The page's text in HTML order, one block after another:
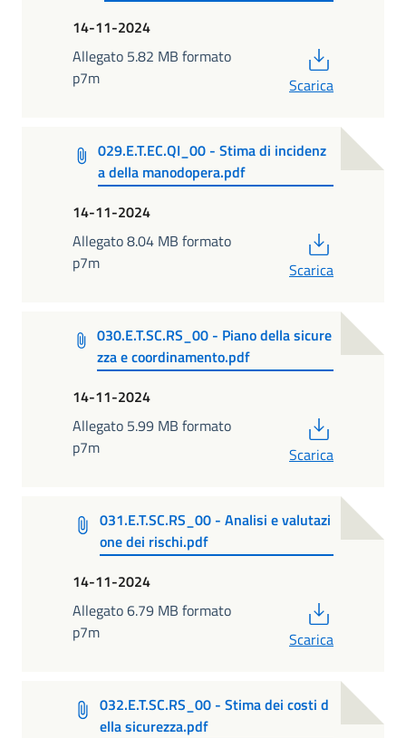
14-11-2024
Allegato 5.82 MB formato
p7m
Scarica
029.E.T.EC.QI_00 - Stima di incidenz
a della manodopera.pdf
14-11-2024
Allegato 8.04 MB formato
p7m
Scarica
030.E.T.SC.RS_00 - Piano della sicure
zza e coordinamento.pdf
14-11-2024
Allegato 5.99 MB formato
p7m
Scarica
031.E.T.SC.RS_00 - Analisi e valutazi
one dei rischi.pdf
14-11-2024
Allegato 6.79 MB formato
p7m
Scarica
032.E.T.SC.RS_00 - Stima dei costi d
ella sicurezza.pdf